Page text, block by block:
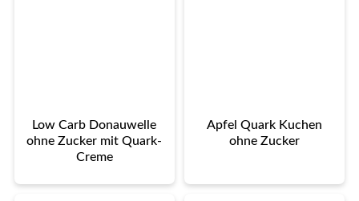
Low Carb Donauwelle
ohne Zucker mit Quark-
Creme
Apfel Quark Kuchen
ohne Zucker